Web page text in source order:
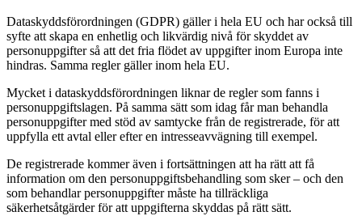
Dataskyddsförordningen (GDPR) gäller i hela EU och har också till
syfte att skapa en enhetlig och likvärdig nivå för skyddet av
personuppgifter så att det fria flödet av uppgifter inom Europa inte
hindras. Samma regler gäller inom hela EU.
Mycket i dataskyddsförordningen liknar de regler som fanns i
personuppgiftslagen. På samma sätt som idag får man behandla
personuppgifter med stöd av samtycke från de registrerade, för att
uppfylla ett avtal eller efter en intresseavvägning till exempel.
De registrerade kommer även i fortsättningen att ha rätt att få
information om den personuppgiftsbehandling som sker – och den
som behandlar personuppgifter måste ha tillräckliga
säkerhetsåtgärder för att uppgifterna skyddas på rätt sätt.